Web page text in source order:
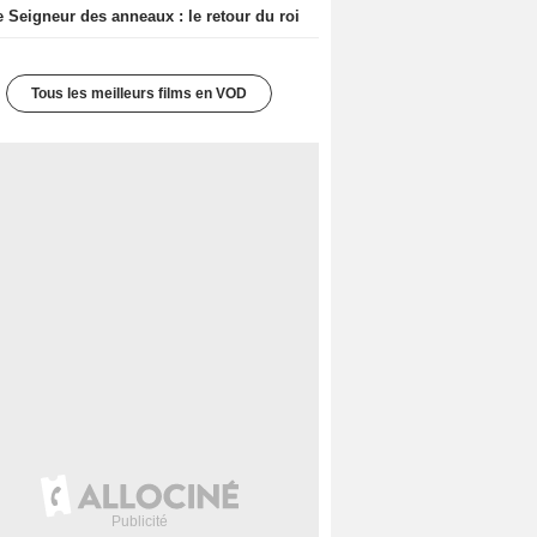
Seigneur des anneaux : le retour du roi
Tous les meilleurs films en VOD